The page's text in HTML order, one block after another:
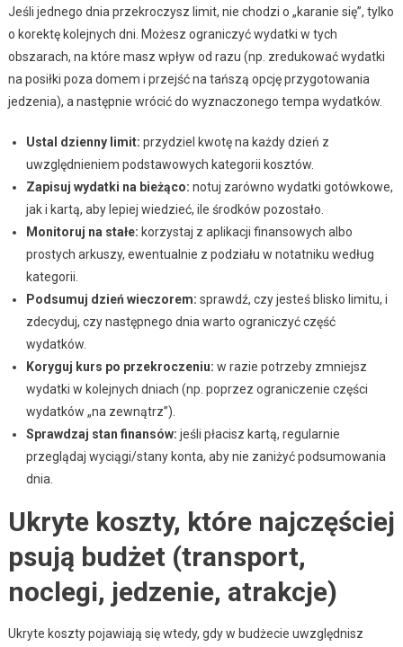
Jeśli jednego dnia przekroczysz limit, nie chodzi o „karanie się”, tylko
o korektę kolejnych dni. Możesz ograniczyć wydatki w tych
obszarach, na które masz wpływ od razu (np. zredukować wydatki
na posiłki poza domem i przejść na tańszą opcję przygotowania
jedzenia), a następnie wrócić do wyznaczonego tempa wydatków.
Ustal dzienny limit: przydziel kwotę na każdy dzień z
uwzględnieniem podstawowych kategorii kosztów.
Zapisuj wydatki na bieżąco: notuj zarówno wydatki gotówkowe,
jak i kartą, aby lepiej wiedzieć, ile środków pozostało.
Monitoruj na stałe: korzystaj z aplikacji finansowych albo
prostych arkuszy, ewentualnie z podziału w notatniku według
kategorii.
Podsumuj dzień wieczorem: sprawdź, czy jesteś blisko limitu, i
zdecyduj, czy następnego dnia warto ograniczyć część
wydatków.
Koryguj kurs po przekroczeniu: w razie potrzeby zmniejsz
wydatki w kolejnych dniach (np. poprzez ograniczenie części
wydatków „na zewnątrz”).
Sprawdzaj stan finansów: jeśli płacisz kartą, regularnie
przeglądaj wyciągi/stany konta, aby nie zaniżyć podsumowania
dnia.
Ukryte koszty, które najczęściej
psują budżet (transport,
noclegi, jedzenie, atrakcje)
Ukryte koszty pojawiają się wtedy, gdy w budżecie uwzględnisz